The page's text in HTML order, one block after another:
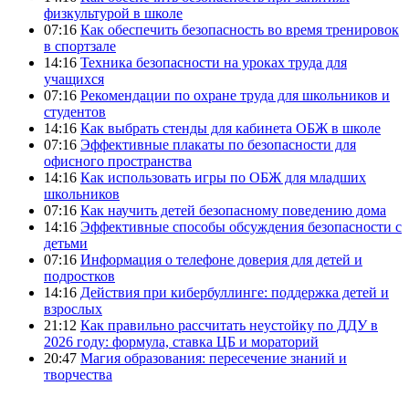
физкультурой в школе
07:16 Как обеспечить безопасность во время тренировок
в спортзале
14:16 Техника безопасности на уроках труда для
учащихся
07:16 Рекомендации по охране труда для школьников и
студентов
14:16 Как выбрать стенды для кабинета ОБЖ в школе
07:16 Эффективные плакаты по безопасности для
офисного пространства
14:16 Как использовать игры по ОБЖ для младших
школьников
07:16 Как научить детей безопасному поведению дома
14:16 Эффективные способы обсуждения безопасности с
детьми
07:16 Информация о телефоне доверия для детей и
подростков
14:16 Действия при кибербуллинге: поддержка детей и
взрослых
21:12 Как правильно рассчитать неустойку по ДДУ в
2026 году: формула, ставка ЦБ и мораторий
20:47 Магия образования: пересечение знаний и
творчества